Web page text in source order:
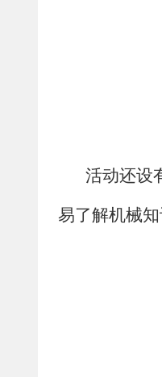
活动还设
易了解机械知